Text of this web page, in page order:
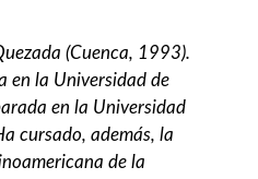
(Cuenca, 1993).
en la Universidad de
en la Universidad
cursado, además, la
de la